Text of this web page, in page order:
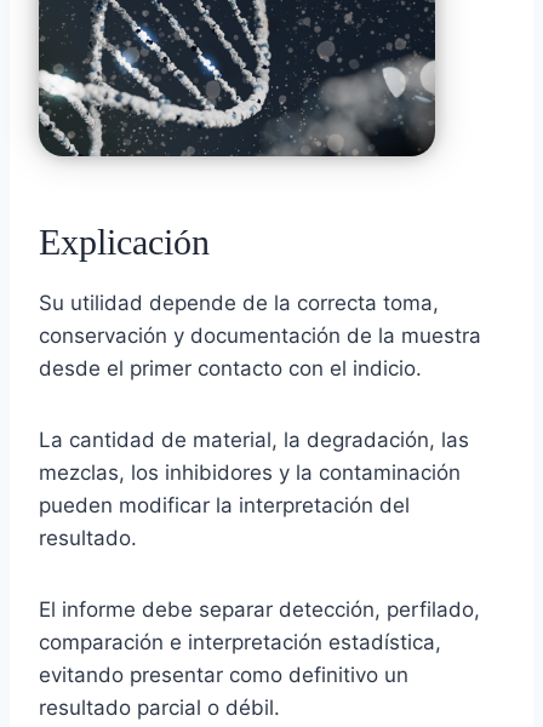
Explicación
Su utilidad depende de la correcta toma,
conservación y documentación de la muestra
desde el primer contacto con el indicio.
La cantidad de material, la degradación, las
mezclas, los inhibidores y la contaminación
pueden modificar la interpretación del
resultado.
El informe debe separar detección, perfilado,
comparación e interpretación estadística,
evitando presentar como definitivo un
resultado parcial o débil.